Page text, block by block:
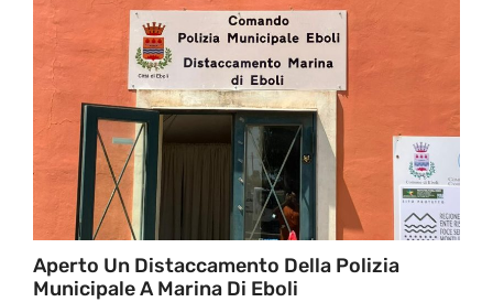
Aperto Un Distaccamento Della Polizia
Municipale A Marina Di Eboli